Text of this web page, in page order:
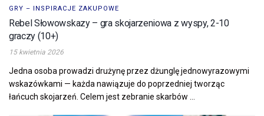
GRY – INSPIRACJE ZAKUPOWE
Rebel Słowowskazy – gra skojarzeniowa z wyspy, 2-10
graczy (10+)
15 kwietnia 2026
Jedna osoba prowadzi drużynę przez dżunglę jednowyrazowymi
wskazówkami — każda nawiązuje do poprzedniej tworząc
łańcuch skojarzeń. Celem jest zebranie skarbów ...